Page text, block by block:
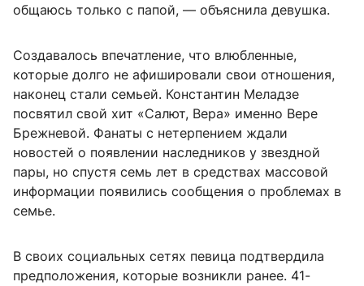
общаюсь только с папой, — объяснила девушка.
Создавалось впечатление, что влюбленные,
которые долго не афишировали свои отношения,
наконец стали семьей. Константин Меладзе
посвятил свой хит «Салют, Вера» именно Вере
Брежневой. Фанаты с нетерпением ждали
новостей о появлении наследников у звездной
пары, но спустя семь лет в средствах массовой
информации появились сообщения о проблемах в
семье.
В своих социальных сетях певица подтвердила
предположения, которые возникли ранее. 41-